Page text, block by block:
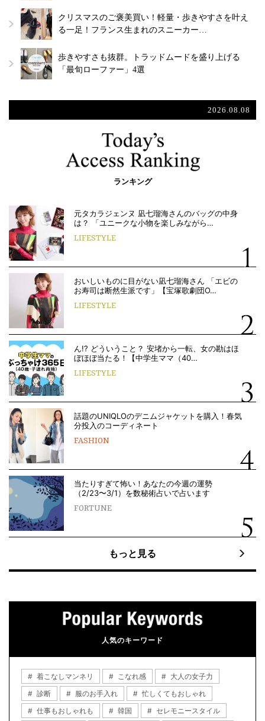
クリスマスのご褒美買い！軽量・歩きやすさを叶え
る一足！フランス生まれのスニーカー…
歩きやすさも抜群。トラッドムードを盛り上げる
「最旬ローファー」4選
2026.08.08
ランキング
元タカラジェンヌ 凪七瑠海さんのバッグの中身
は？ 「ユニークな小物を楽しみながら…
LIFESTYLE
おいしいものに目がない凪七瑠海さん 「エビの
お寿司は断然生派です」【宝塚歌劇団O…
LIFESTYLE
ん!? どういうこと？ 安堵から一転、女の勘はほ
ぼほぼ当たる！【中学生ママ（40…
LIFESTYLE
話題のUNIQLOのデニムジャケットを購入！春気
分投入のコーディネート
FASHION
当たりすぎて怖い！あなたの今週の運勢
（2/23〜3/1）を数秘術占いで占います
FORTUNE
もっと見る
人気のキーワード
着こなしマンネリ こなれ感
大人の女子力
診断
服のお手入れ
忙しくてもおしゃれ
仕事もおしゃれも
韓国 セレモニースタイル